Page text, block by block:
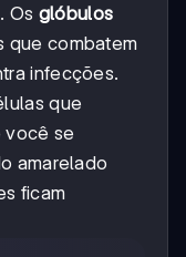
Os glóbulos
que combatem
infecções.
que
você se
amarelado
ficam